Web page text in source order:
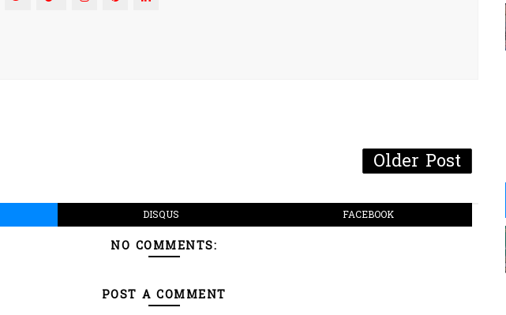
Older Post
DISQUS FACEBOOK
NO COMMENTS:
POST A COMMENT